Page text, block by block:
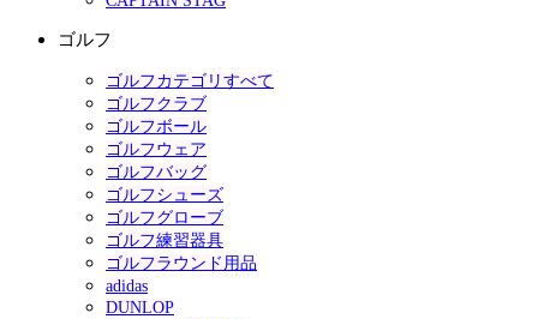
ゴルフ
ゴルフカテゴリすべて
ゴルフクラブ
ゴルフボール
ゴルフウェア
ゴルフバッグ
ゴルフシューズ
ゴルフグローブ
ゴルフ練習器具
ゴルフラウンド用品
adidas
DUNLOP